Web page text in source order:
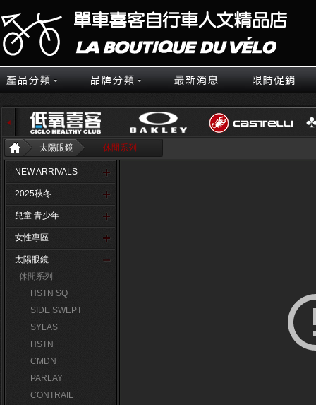
太陽眼鏡 休閒系列
NEW ARRIVALS
2025秋冬
兒童 青少年
女性專區
太陽眼鏡
休閒系列
HSTN SQ
SIDE SWEPT
SYLAS
HSTN
CMDN
PARLAY
CONTRAIL